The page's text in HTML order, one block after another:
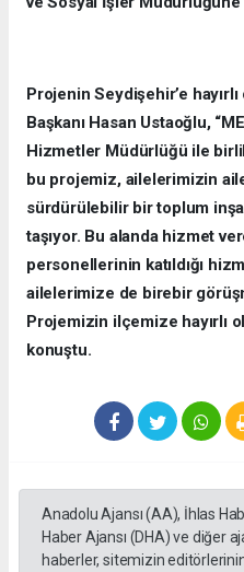
Projenin Seydişehir’e
Başkanı Hasan Ustaoğlu,
Hizmetler Müdürlüğü ile
bu projemiz, ailelerimizin
sürdürülebilir bir toplum
taşıyor. Bu alanda hizmet
personellerinin katıldığı
ailelerimize de birebir
Projemizin ilçemize hayırlı
konuştu.
Anadolu Ajansı (AA), İhlas
Haber Ajansı (DHA) ve diğer
haberler, sitemizin